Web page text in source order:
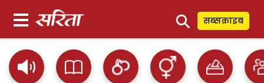
⚲ सब्सक्राइब